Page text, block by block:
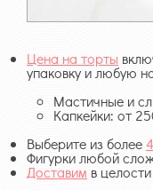
Цена на торты
упаковку и любую
Мастичные и
Капкейки: от
Выберите из более
Фигурки любой
Доставим в